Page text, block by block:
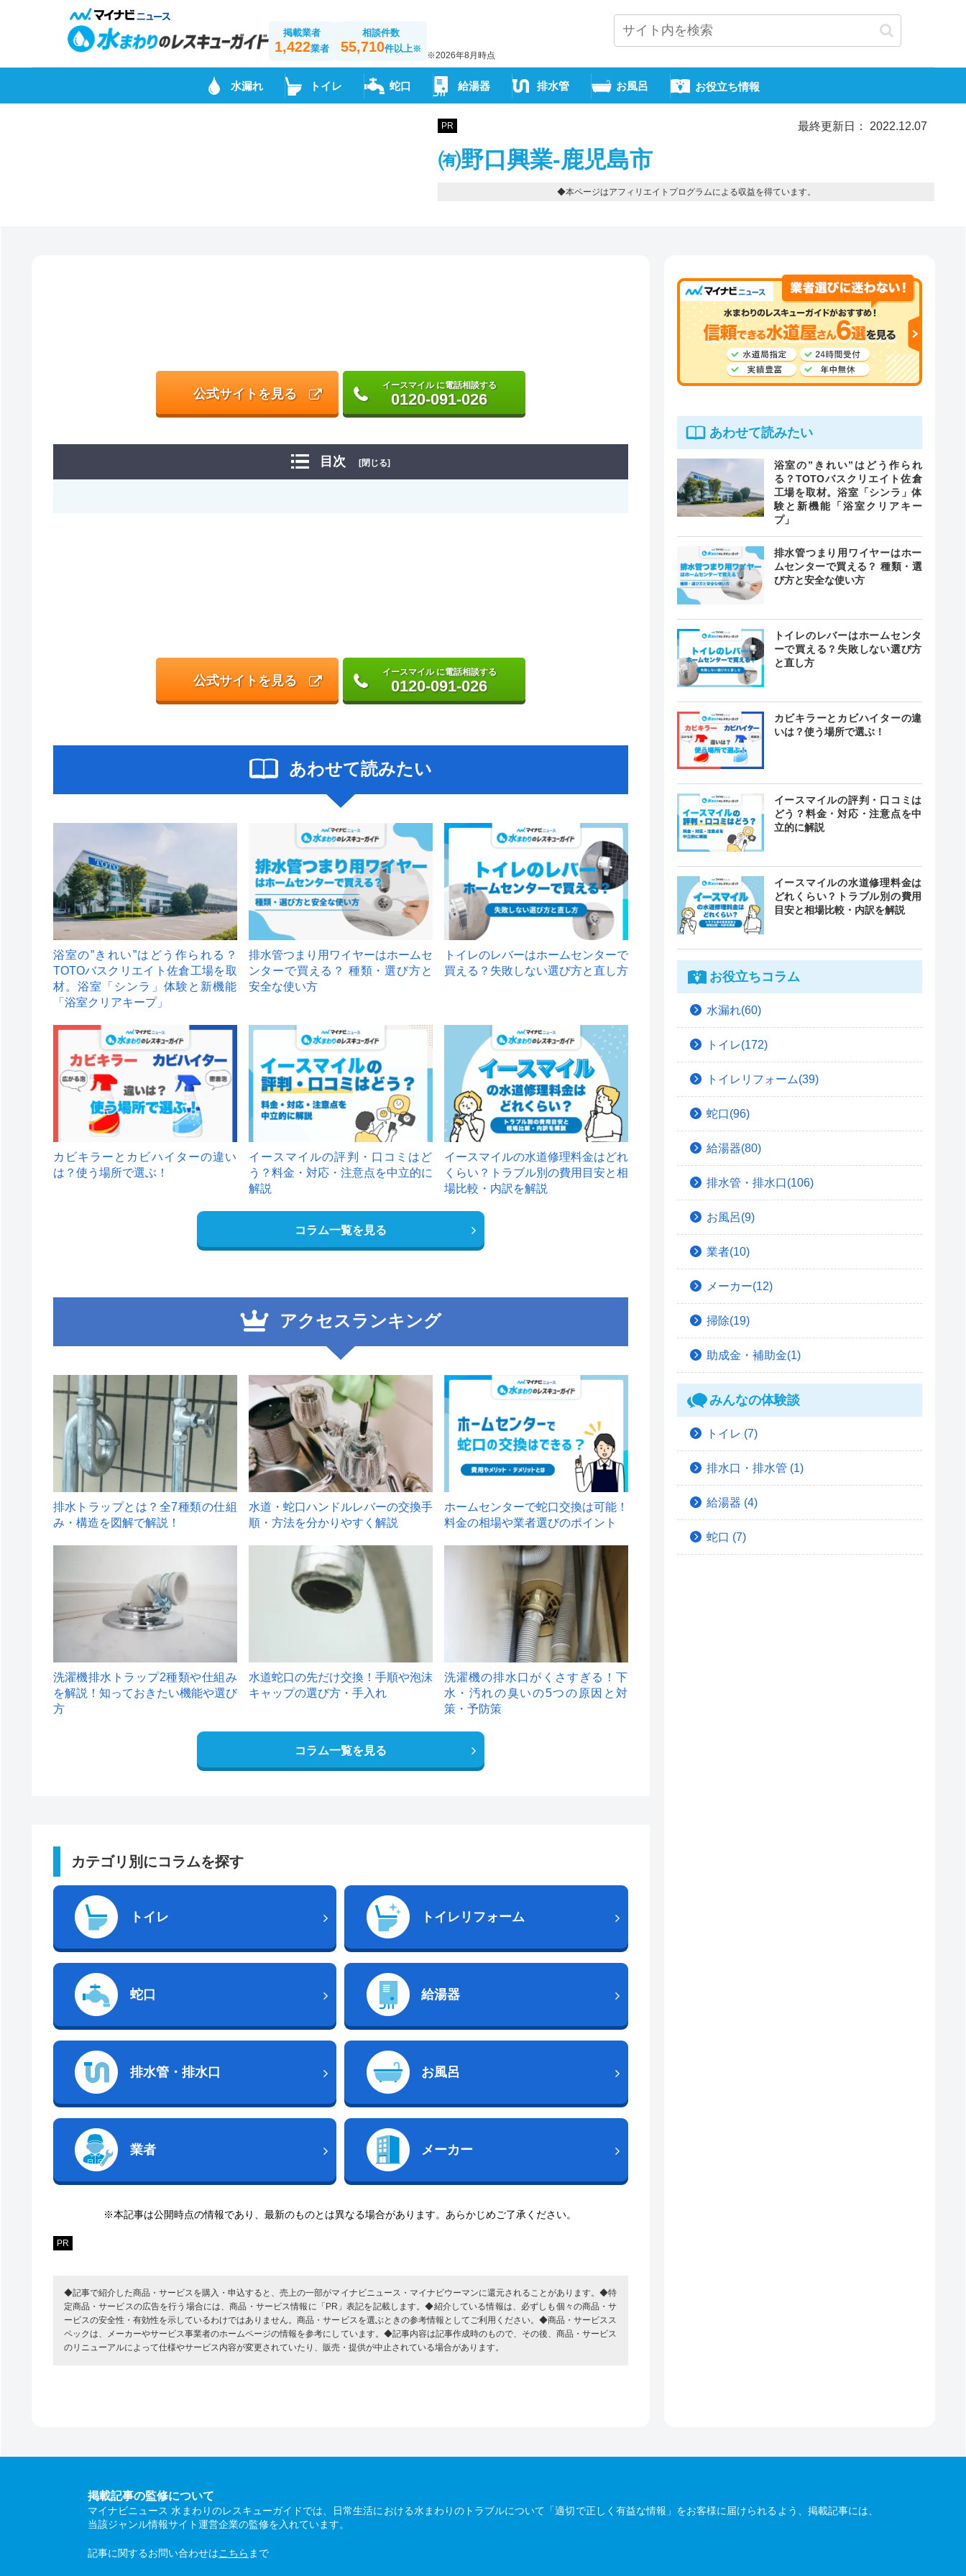
掲載業者
1,422業者
相談件数
55,710件以上※
※2026年8月時点
水漏れ トイレ 蛇口 給湯器 排水管 お風呂 お役立ち情報
PR 最終更新日： 2022.12.07
㈲野口興業-鹿児島市
◆本ページはアフィリエイトプログラムによる収益を得ています。
公式サイトを見る
イースマイル に電話相談する
0120-091-026
目次 [閉じる]
公式サイトを見る
イースマイル に電話相談する
0120-091-026
あわせて読みたい
浴室の”きれい”はどう作られる？
TOTOバスクリエイト佐倉工場を取
材。浴室「シンラ」体験と新機能
「浴室クリアキープ」
排水管つまり用ワイヤーはホームセ
ンターで買える？ 種類・選び方と
安全な使い方
トイレのレバーはホームセンターで
買える？失敗しない選び方と直し方
カビキラーとカビハイターの違い
は？使う場所で選ぶ！
イースマイルの評判・口コミはど
う？料金・対応・注意点を中立的に
解説
イースマイルの水道修理料金はどれ
くらい？トラブル別の費用目安と相
場比較・内訳を解説
コラム一覧を見る
アクセスランキング
1
排水トラップとは？全7種類の仕組
み・構造を図解で解説！
2
水道・蛇口ハンドルレバーの交換手
順・方法を分かりやすく解説
ホームセンターで蛇口交換は可能！
料金の相場や業者選びのポイント
洗濯機排水トラップ2種類や仕組み
を解説！知っておきたい機能や選び
方
水道蛇口の先だけ交換！手順や泡沫
キャップの選び方・手入れ
洗濯機の排水口がくさすぎる！下
水・汚れの臭いの5つの原因と対
策・予防策
コラム一覧を見る
カテゴリ別にコラムを探す
トイレ トイレリフォーム
蛇口 給湯器
排水管・排水口 お風呂
業者 メーカー
※本記事は公開時点の情報であり、最新のものとは異なる場合があります。あらかじめご了承ください。
PR
◆記事で紹介した商品・サービスを購入・申込すると、売上の一部がマイナビニュース・マイナビウーマンに還元されることがあります。◆特
定商品・サービスの広告を行う場合には、商品・サービス情報に「PR」表記を記載します。◆紹介している情報は、必ずしも個々の商品・サ
ービスの安全性・有効性を示しているわけではありません。商品・サービスを選ぶときの参考情報としてご利用ください。◆商品・サービスス
ペックは、メーカーやサービス事業者のホームページの情報を参考にしています。◆記事内容は記事作成時のもので、その後、商品・サービス
のリニューアルによって仕様やサービス内容が変更されていたり、販売・提供が中止されている場合があります。
あわせて読みたい
浴室の”きれい”はどう作られ
る？TOTOバスクリエイト佐倉
工場を取材。浴室「シンラ」体
験と新機能「浴室クリアキー
プ」
排水管つまり用ワイヤーはホー
ムセンターで買える？ 種類・選
び方と安全な使い方
トイレのレバーはホームセンタ
ーで買える？失敗しない選び方
と直し方
カビキラーとカビハイターの違
いは？使う場所で選ぶ！
イースマイルの評判・口コミは
どう？料金・対応・注意点を中
立的に解説
イースマイルの水道修理料金は
どれくらい？トラブル別の費用
目安と相場比較・内訳を解説
お役立ちコラム
水漏れ(60)
トイレ(172)
トイレリフォーム(39)
蛇口(96)
給湯器(80)
排水管・排水口(106)
お風呂(9)
業者(10)
メーカー(12)
掃除(19)
助成金・補助金(1)
みんなの体験談
トイレ (7)
排水口・排水管 (1)
給湯器 (4)
蛇口 (7)
掲載記事の監修について
マイナビニュース 水まわりのレスキューガイドでは、日常生活における水まわりのトラブルについて「適切で正しく有益な情報」をお客様に届けられるよう、掲載記事には、
当該ジャンル情報サイト運営企業の監修を入れています。
記事に関するお問い合わせはこちら まで